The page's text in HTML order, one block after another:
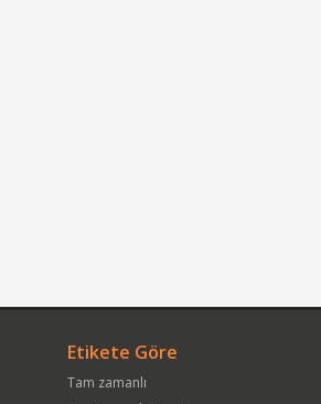
Etikete Göre
Tam zamanlı